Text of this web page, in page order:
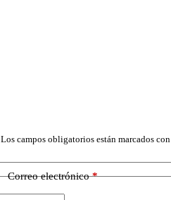
Los campos obligatorios están marcados con
Correo electrónico*